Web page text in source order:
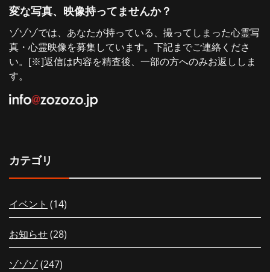
変な写真、映像持ってませんか？
ゾゾゾでは、あなたが持っている、撮ってしまった心霊写
真・心霊映像を募集しています。下記までご連絡くださ
い。[※]返信は内容を精査後、一部の方へのみお返ししま
す。
カテゴリ
イベント (14)
お知らせ(28)
ゾゾゾ(247)